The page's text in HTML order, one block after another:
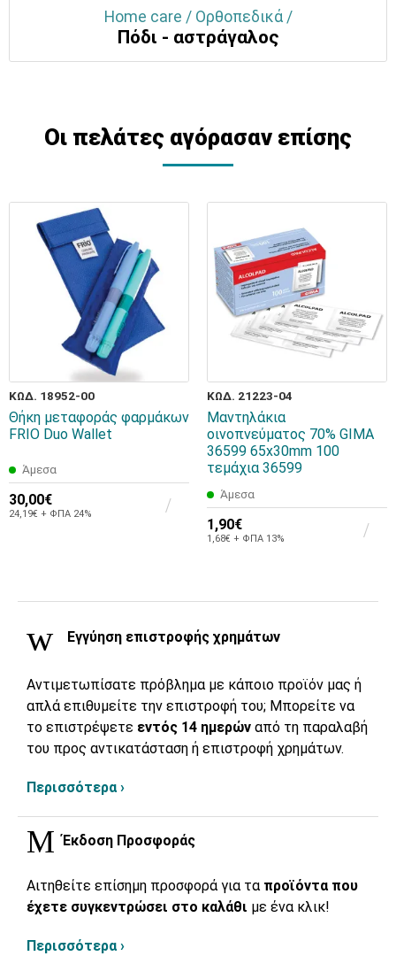
Home care / Ορθοπεδικά /
Πόδι - αστράγαλος
Οι πελάτες αγόρασαν επίσης
ΚΩΔ. 18952-00
Θήκη μεταφοράς φαρμάκων
FRIO Duo Wallet
Άμεσα
30,00€
24,19€ + ΦΠΑ 24%
ΚΩΔ. 21223-04
Μαντηλάκια
οινοπνεύματος 70% GIMA
36599 65x30mm 100
τεμάχια 36599
Άμεσα
1,90€
1,68€ + ΦΠΑ 13%
Εγγύηση επιστροφής χρημάτων
Αντιμετωπίσατε πρόβλημα με κάποιο προϊόν μας ή
απλά επιθυμείτε την επιστροφή του; Μπορείτε να
το επιστρέψετε εντός 14 ημερών από τη παραλαβή
του προς αντικατάσταση ή επιστροφή χρημάτων.
Περισσότερα ›
Έκδοση Προσφοράς
Αιτηθείτε επίσημη προσφορά για τα προϊόντα που
έχετε συγκεντρώσει στο καλάθι με ένα κλικ!
Περισσότερα ›